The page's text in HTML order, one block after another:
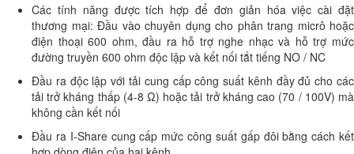
Các tính năng được tích hợp để đơn giản hóa việc cài đặt
thương mại: Đầu vào chuyên dụng cho phân trang micrô hoặc
điện thoại 600 ohm, đầu ra hỗ trợ nghe nhạc và hỗ trợ mức
đường truyền 600 ohm độc lập và kết nối tắt tiếng NO / NC
Đầu ra độc lập với tải cung cấp công suất kênh đầy đủ cho các
tải trở kháng thấp (4-8 Ω) hoặc tải trở kháng cao (70 / 100V) mà
không cần kết nối
Đầu ra I-Share cung cấp mức công suất gấp đôi bằng cách kết